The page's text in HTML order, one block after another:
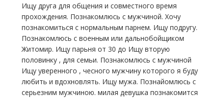
Ищу друга для общения и совместного время
прохождения. Познакомлюсь с мужчиной. Хочу
познакомиться с нормальным парнем. Ищу подругу.
Познакомлюсь с военным или дальнобойщиком
Житомир. Ищу парьня от 30 до Ищу вторую
половинку , для семьи. Познакомлюсь с мужчиной
Ищу уверенного , чесного мужчину которого я буду
любить и вдохновлять. Ищу мужа. Познайомлюсь с
серьезним мужчиною. милая девушка познакомится